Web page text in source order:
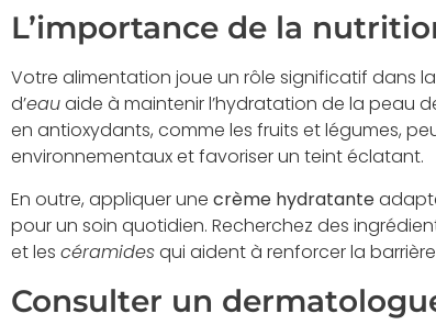
L’importance de la
Votre alimentation joue un rôle significatif dans
d’eauaide à maintenir l’hydratation de la peau
en antioxydants, comme les fruits et légumes,
environnementaux et favoriser un teint éclatant.
En outre, appliquer une crème hydratante
pour un soin quotidien. Recherchez des
et les céramidesqui aident à renforcer la
Consulter un